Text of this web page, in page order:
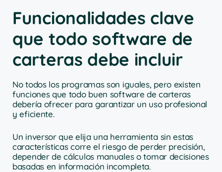
Funcionalidades clave
que todo software de
carteras debe incluir
No todos los programas son iguales, pero existen
funciones que todo buen software de carteras
debería ofrecer para garantizar un uso profesional
y eficiente.
Un inversor que elija una herramienta sin estas
características corre el riesgo de perder precisión,
depender de cálculos manuales o tomar decisiones
basadas en información incompleta.